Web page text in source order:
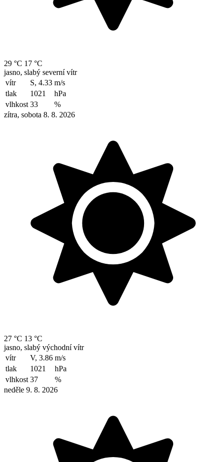
29 °C 17 °C
jasno, slabý severní vítr
vítr
S, 4.33 m/s
tlak
1021
hPa
vlhkost 33
%
zítra, sobota 8. 8. 2026
27 °C 13 °C
jasno, slabý východní vítr
vítr
V, 3.86 m/s
tlak
1021
hPa
vlhkost 37
%
neděle 9. 8. 2026